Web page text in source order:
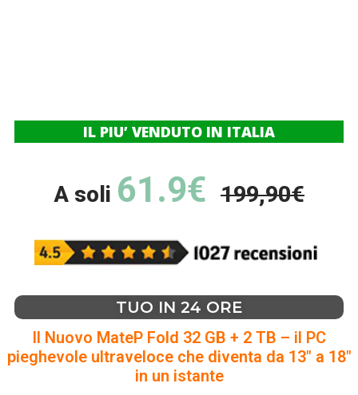
IL PIU’ VENDUTO IN ITALIA
A soli 61.9€ 199,90€
TUO IN 24 ORE
Il Nuovo MateP Fold 32 GB + 2 TB – il PC
pieghevole ultraveloce che diventa da 13″ a 18″
in un istante